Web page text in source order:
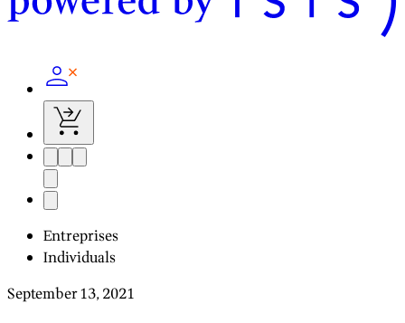
Entreprises
Individuals
September 13, 2021